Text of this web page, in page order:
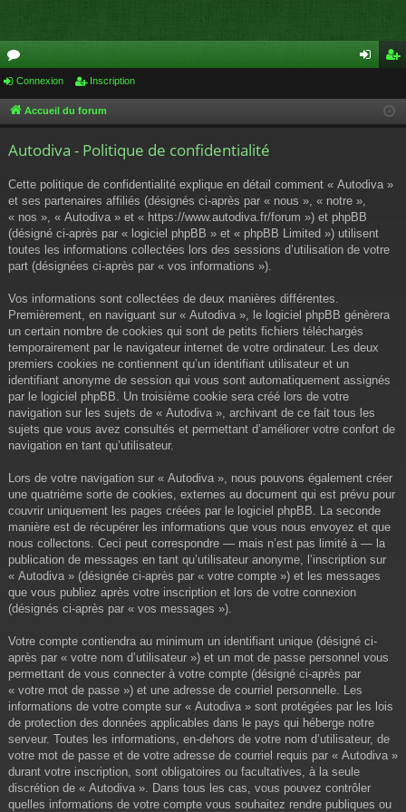
or
u cri
Connexion Inscription
Accueil du forum
Autodiva - Politique de confidentialité
Cette politique de confidentialité explique en détail comment « Autodiva »
et ses partenaires affiliés (désignés ci-après par « nous », « notre »,
« nos », « Autodiva » et « https://www.autodiva.fr/forum ») et phpBB
(désigné ci-après par « logiciel phpBB » et « phpBB Limited ») utilisent
toutes les informations collectées lors des sessions d’utilisation de votre
part (désignées ci-après par « vos informations »).
Vos informations sont collectées de deux manières différentes.
Premièrement, en naviguant sur « Autodiva », le logiciel phpBB génèrera
un certain nombre de cookies qui sont de petits fichiers téléchargés
temporairement par le navigateur internet de votre ordinateur. Les deux
premiers cookies ne contiennent qu’un identifiant utilisateur et un
identifiant anonyme de session qui vous sont automatiquement assignés
par le logiciel phpBB. Un troisième cookie sera créé lors de votre
navigation sur les sujets de « Autodiva », archivant de ce fait tous les
sujets que vous avez consultés et permettant d’améliorer votre confort de
navigation en tant qu’utilisateur.
Lors de votre navigation sur « Autodiva », nous pouvons également créer
une quatrième sorte de cookies, externes au document qui est prévu pour
couvrir uniquement les pages créées par le logiciel phpBB. La seconde
manière est de récupérer les informations que vous nous envoyez et que
nous collectons. Ceci peut correspondre — mais n’est pas limité à — la
publication de messages en tant qu’utilisateur anonyme, l’inscription sur
« Autodiva » (désignée ci-après par « votre compte ») et les messages
que vous publiez après votre inscription et lors de votre connexion
(désignés ci-après par « vos messages »).
Votre compte contiendra au minimum un identifiant unique (désigné ci-
après par « votre nom d’utilisateur ») et un mot de passe personnel vous
permettant de vous connecter à votre compte (désigné ci-après par
« votre mot de passe ») et une adresse de courriel personnelle. Les
informations de votre compte sur « Autodiva » sont protégées par les lois
de protection des données applicables dans le pays qui héberge notre
serveur. Toutes les informations, en-dehors de votre nom d’utilisateur, de
votre mot de passe et de votre adresse de courriel requis par « Autodiva »
durant votre inscription, sont obligatoires ou facultatives, à la seule
discrétion de « Autodiva ». Dans tous les cas, vous pouvez contrôler
quelles informations de votre compte vous souhaitez rendre publiques ou